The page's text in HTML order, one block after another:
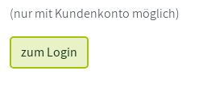
(nur mit Kundenkonto möglich)
zum Login